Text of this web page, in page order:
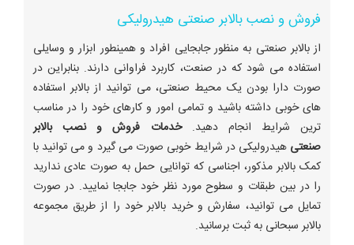
فروش و نصب بالابر صنعتی هیدرولیکی
از بالابر صنعتی به منظور جابجایی افراد و همینطور ابزار و وسایلی
استفاده می شود که در صنعت، کاربرد فراوانی دارند. بنابراین در
صورت دارا بودن یک محیط صنعتی، می توانید از بالابر استفاده
های خوبی داشته باشید و تمامی امور و کارهای خود را در مناسب
ترین شرایط انجام دهید.خدمات فروش و نصب بالابر
صنعتی هیدرولیکی در شرایط خوبی صورت می گیرد و می توانید با
کمک بالابر مذکور، اجناسی که توانایی حمل به صورت عادی ندارید
را در بین طبقات و سطوح مورد نظر خود جابجا نمایید. در صورت
تمایل می توانید، سفارش و خرید بالابر خود را از طریق مجموعه
بالابر سبحانی به ثبت برسانید.